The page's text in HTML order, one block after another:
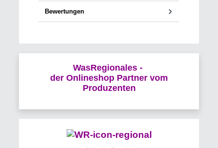
Bewertungen
WasRegionales -
der Onlineshop Partner vom
Produzenten